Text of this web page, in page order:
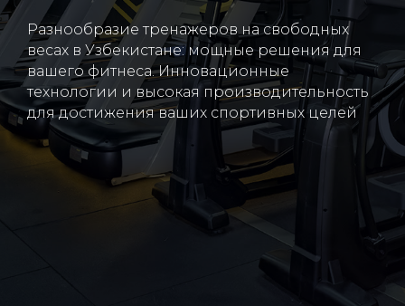
Разнообразие тренажеров на свободных
весах в Узбекистане: мощные решения для
вашего фитнеса. Инновационные
технологии и высокая производительность
для достижения ваших спортивных целей